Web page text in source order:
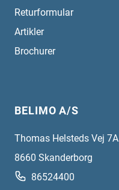
Returformular
Artikler
Brochurer
BELIMO A/S
Thomas Helsteds Vej 7A
8660 Skanderborg
86524400